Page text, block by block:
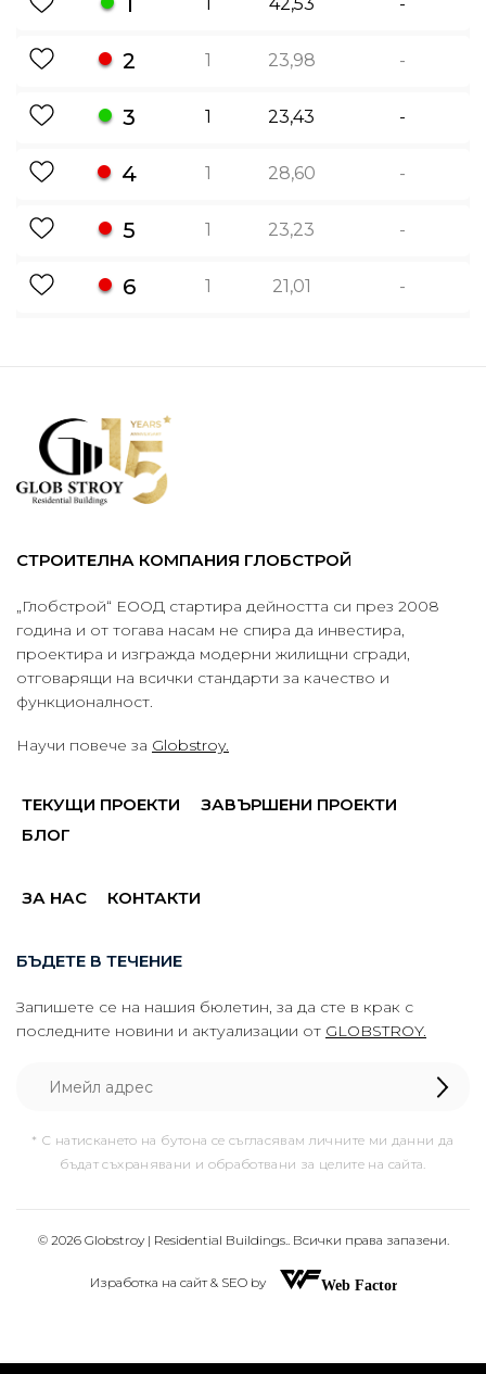
2 1 23,98 -
3 1 23,43 -
4 1 28,60 -
5 1 23,23 -
6 1 21,01 -
СТРОИТЕЛНА КОМПАНИЯ ГЛОБСТРОЙ
„Глобстрой“ ЕООД стартира дейността си през 2008
година и от тогава насам не спира да инвестира,
проектира и изгражда модерни жилищни сгради,
отговарящи на всички стандарти за качество и
функционалност.
Научи повече за Globstroy.
ТЕКУЩИ ПРОЕКТИ
ЗАВЪРШЕНИ ПРОЕКТИ
БЛОГ
ЗА НАС КОНТАКТИ
БЪДЕТЕ В ТЕЧЕНИЕ
Запишете се на нашия бюлетин, за да сте в крак с
последните новини и актуализации от GLOBSTROY.
* С натискането на бутона се съгласявам личните ми данни да
бъдат съхранявани и обработвани за целите на сайта.
© 2026 Globstroy | Residential Buildings.. Всички права запазени.
Изработка на сайт & SEO by